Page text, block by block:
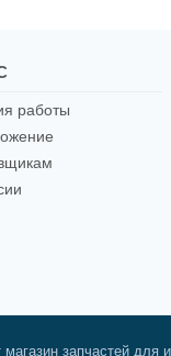
работы
запчастей для